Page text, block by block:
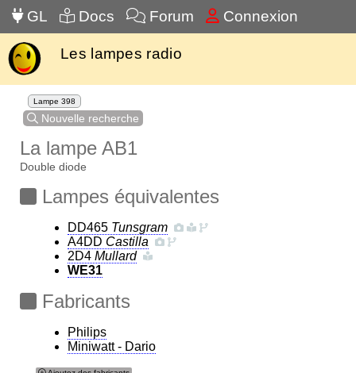
GL Docs Forum Connexion
Les lampes radio
Lampe 398
Nouvelle recherche
La lampe AB1
Double diode
Lampes équivalentes
DD465 Tunsgram
A4DD Castilla
2D4 Mullard
WE31
Fabricants
Philips
Miniwatt - Dario